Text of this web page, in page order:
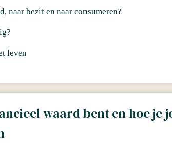
naar bezit en naar consumeren?
leven
waard bent en hoe je